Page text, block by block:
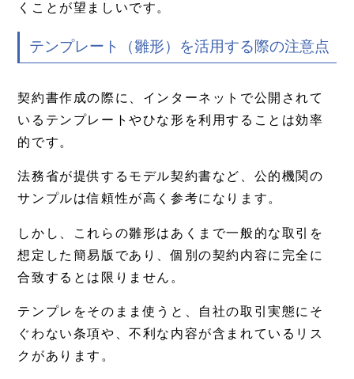
くことが望ましいです。
テンプレート（雛形）を活用する際の注意点
契約書作成の際に、インターネットで公開されて
いるテンプレートやひな形を利用することは効率
的です。
法務省が提供するモデル契約書など、公的機関の
サンプルは信頼性が高く参考になります。
しかし、これらの雛形はあくまで一般的な取引を
想定した簡易版であり、個別の契約内容に完全に
合致するとは限りません。
テンプレをそのまま使うと、自社の取引実態にそ
ぐわない条項や、不利な内容が含まれているリス
クがあります。